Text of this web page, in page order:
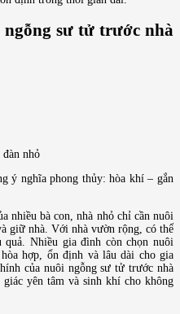
ngỗng sư tử trước nhà
nhỏ
ý nghĩa phong thủy: hòa khí – gắn
nhiều bà con, nhà nhỏ chỉ cần nuôi
giữ nhà. Với nhà vườn rộng, có thể
Nhiều gia đình còn chọn nuôi
hợp, ổn định và lâu dài cho gia
của nuôi ngỗng sư tử trước nhà
yên tâm và sinh khí cho không